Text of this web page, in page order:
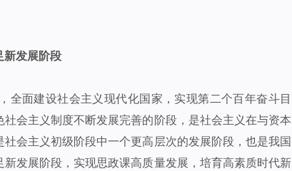
新发展阶段
全面建设社会主义现代化国家，实现第二个百年奋斗目
会主义制度不断发展完善的阶段，是社会主义在与资本
会主义初级阶段中一个更高层次的发展阶段，也是我国
发展阶段，实现思政课高质量发展，培育高素质时代新